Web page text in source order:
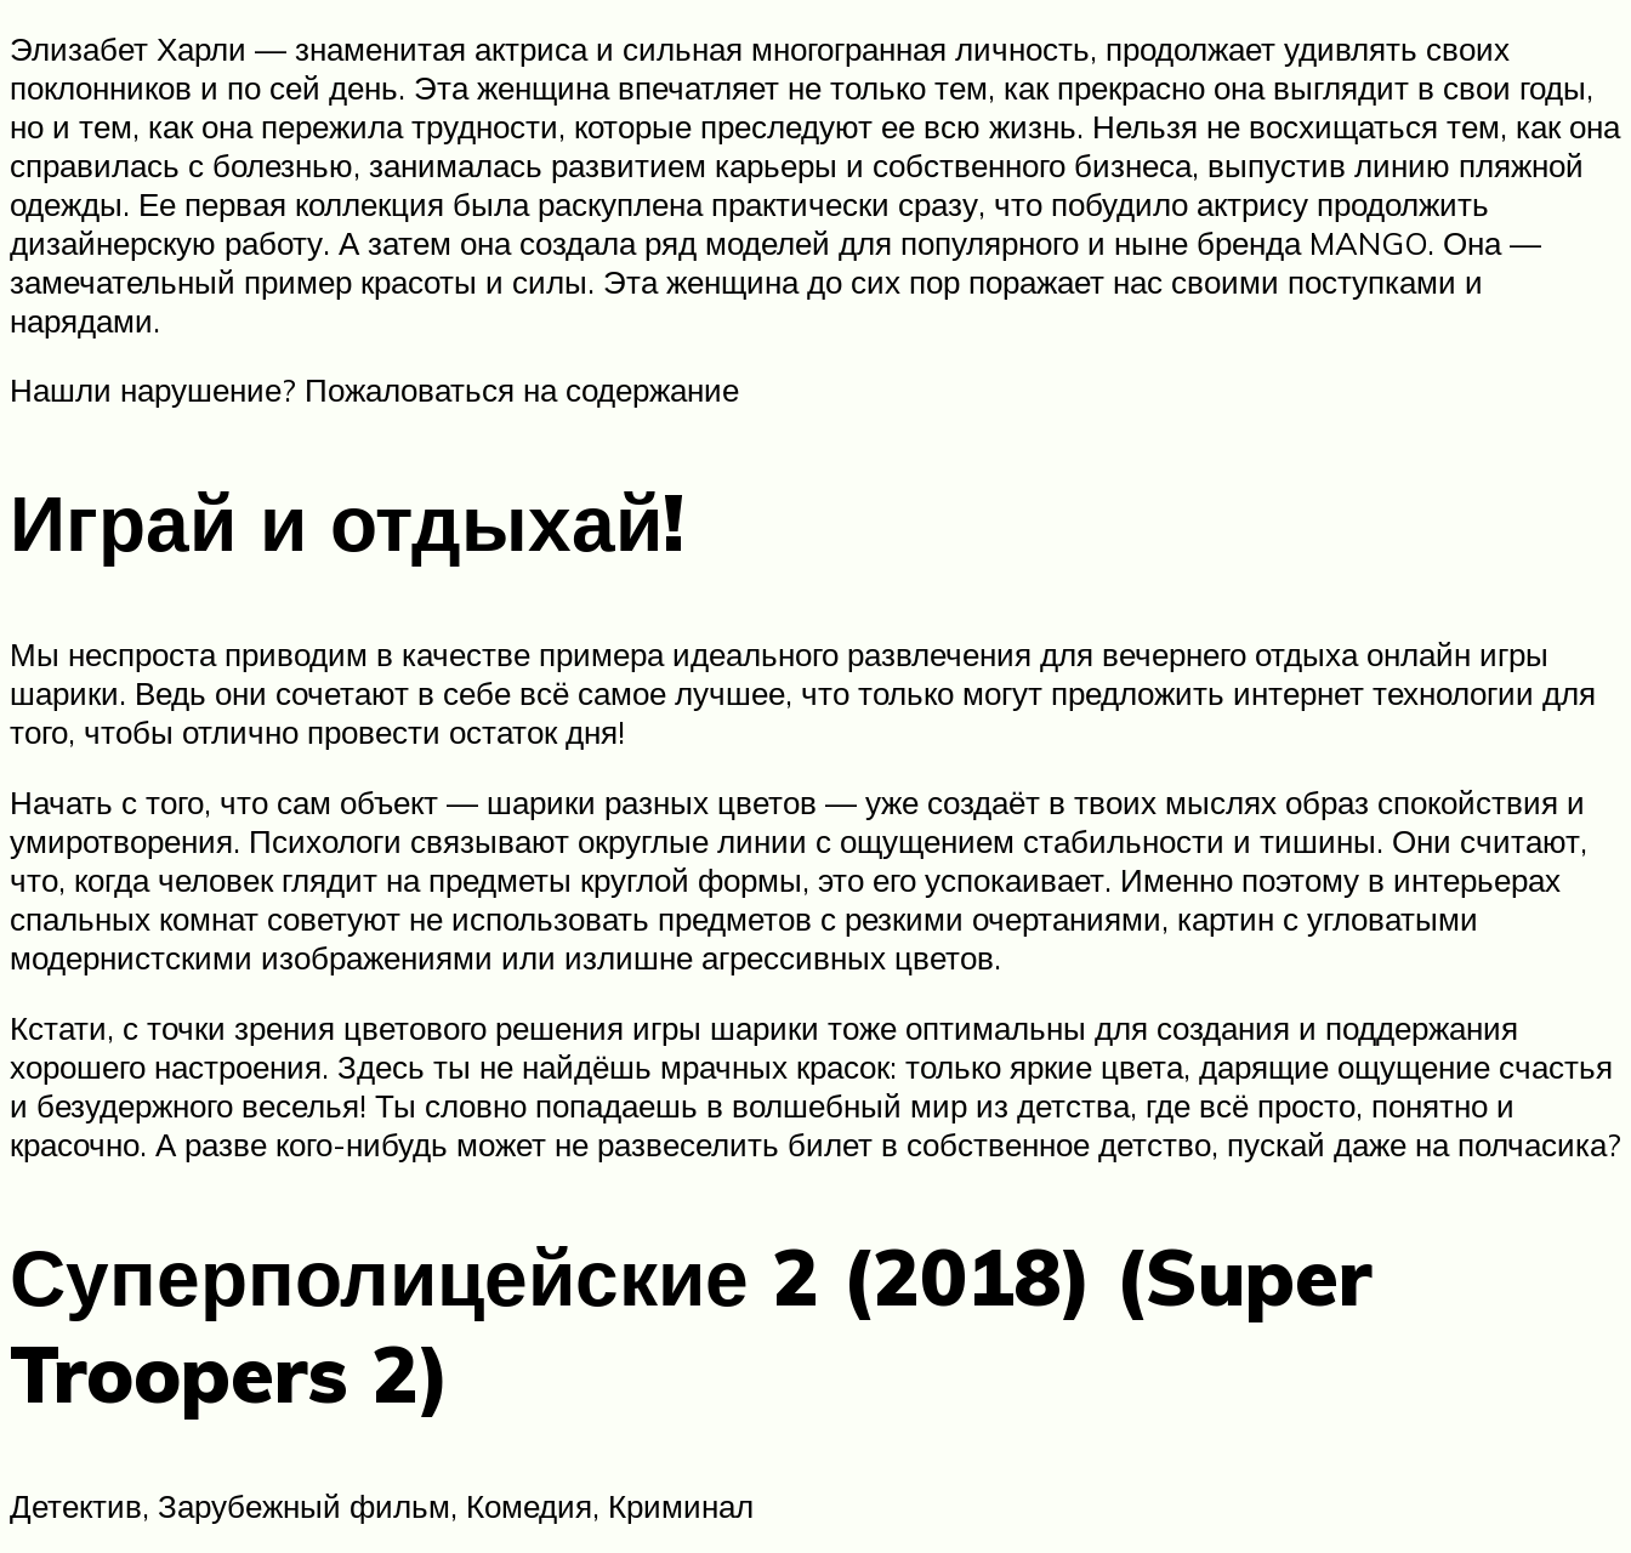
Элизабет Харли — знаменитая актриса и сильная многогранная личность, продолжает удивлять своих
поклонников и по сей день. Эта женщина впечатляет не только тем, как прекрасно она выглядит в свои годы,
но и тем, как она пережила трудности, которые преследуют ее всю жизнь. Нельзя не восхищаться тем, как она
справилась с болезнью, занималась развитием карьеры и собственного бизнеса, выпустив линию пляжной
одежды. Ее первая коллекция была раскуплена практически сразу, что побудило актрису продолжить
дизайнерскую работу. А затем она создала ряд моделей для популярного и ныне бренда MANGO. Она —
замечательный пример красоты и силы. Эта женщина до сих пор поражает нас своими поступками и
нарядами.
Нашли нарушение? Пожаловаться на содержание
Играй и отдыхай!
Мы неспроста приводим в качестве примера идеального развлечения для вечернего отдыха онлайн игры
шарики. Ведь они сочетают в себе всё самое лучшее, что только могут предложить интернет технологии для
того, чтобы отлично провести остаток дня!
Начать с того, что сам объект — шарики разных цветов — уже создаёт в твоих мыслях образ спокойствия и
умиротворения. Психологи связывают округлые линии с ощущением стабильности и тишины. Они считают,
что, когда человек глядит на предметы круглой формы, это его успокаивает. Именно поэтому в интерьерах
спальных комнат советуют не использовать предметов с резкими очертаниями, картин с угловатыми
модернистскими изображениями или излишне агрессивных цветов.
Кстати, с точки зрения цветового решения игры шарики тоже оптимальны для создания и поддержания
хорошего настроения. Здесь ты не найдёшь мрачных красок: только яркие цвета, дарящие ощущение счастья
и безудержного веселья! Ты словно попадаешь в волшебный мир из детства, где всё просто, понятно и
красочно. А разве кого-нибудь может не развеселить билет в собственное детство, пускай даже на полчасика?
Суперполицейские 2 (2018) (Super
Troopers 2)
Детектив, Зарубежный фильм, Комедия, Криминал